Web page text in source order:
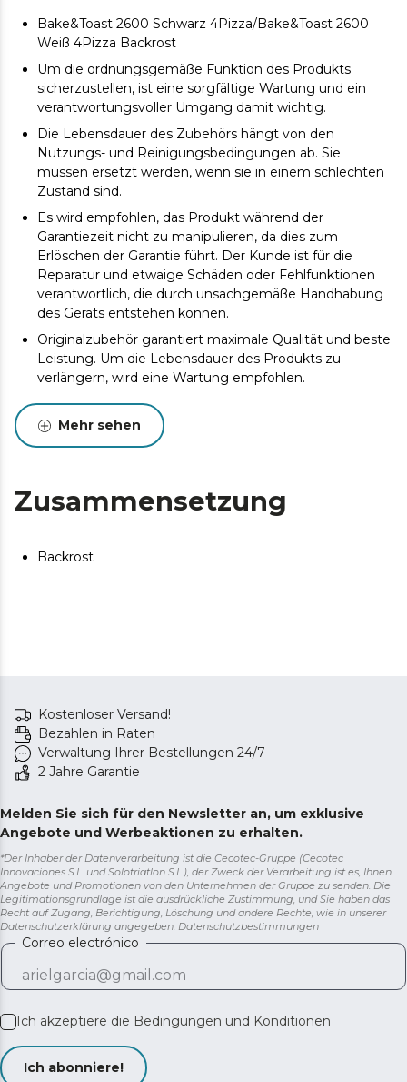
Bake&Toast 2600 Schwarz 4Pizza/Bake&Toast 2600
Weiß 4Pizza Backrost
Um die ordnungsgemäße Funktion des Produkts
sicherzustellen, ist eine sorgfältige Wartung und ein
verantwortungsvoller Umgang damit wichtig.
Die Lebensdauer des Zubehörs hängt von den
Nutzungs- und Reinigungsbedingungen ab. Sie
müssen ersetzt werden, wenn sie in einem schlechten
Zustand sind.
Es wird empfohlen, das Produkt während der
Garantiezeit nicht zu manipulieren, da dies zum
Erlöschen der Garantie führt. Der Kunde ist für die
Reparatur und etwaige Schäden oder Fehlfunktionen
verantwortlich, die durch unsachgemäße Handhabung
des Geräts entstehen können.
Originalzubehör garantiert maximale Qualität und beste
Leistung. Um die Lebensdauer des Produkts zu
verlängern, wird eine Wartung empfohlen.
Mehr sehen
Zusammensetzung
Backrost
Kostenloser Versand!
Bezahlen in Raten
Verwaltung Ihrer Bestellungen 24/7
2 Jahre Garantie
Melden Sie sich für den Newsletter an, um exklusive
Angebote und Werbeaktionen zu erhalten.
*Der Inhaber der Datenverarbeitung ist die Cecotec-Gruppe (Cecotec
Innovaciones S.L. und Solotriatlon S.L.), der Zweck der Verarbeitung ist es, Ihnen
Angebote und Promotionen von den Unternehmen der Gruppe zu senden. Die
Legitimationsgrundlage ist die ausdrückliche Zustimmung, und Sie haben das
Recht auf Zugang, Berichtigung, Löschung und andere Rechte, wie in unserer
Datenschutzerklärung angegeben. Datenschutzbestimmungen
Correo electrónico
Ich akzeptiere die Bedingungen und Konditionen
Ich abonniere!